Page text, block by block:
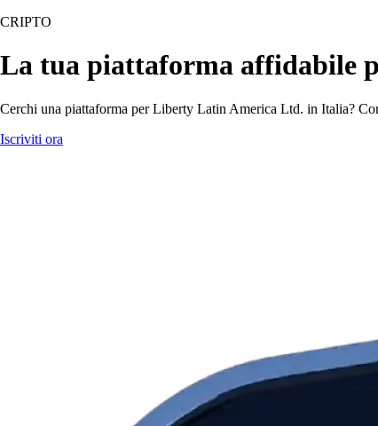
CRIPTO
La tua piattaforma affidabile
Cerchi una piattaforma per Liberty Latin America Ltd. in Italia?
Iscriviti ora